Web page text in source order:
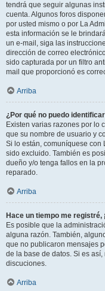
tendrá que seguir algunas
cuenta. Algunos foros
por usted mismo o por La
esta información se le
un e-mail, siga las
dirección de correo
sido capturada por un filtro
mail que proporcionó es
Arriba
¿Por qué no puedo
Existen varias razones por lo
que su nombre de usuario y
Si lo están, comuníquese con
sido excluido. También es
dueño y/o tenga fallos en la
reparado.
Arriba
Hace un tiempo me registré,
Es posible que la
alguna razón. También,
que no publicaron mensajes
de la base de datos. Si es
discuciones.
Arriba